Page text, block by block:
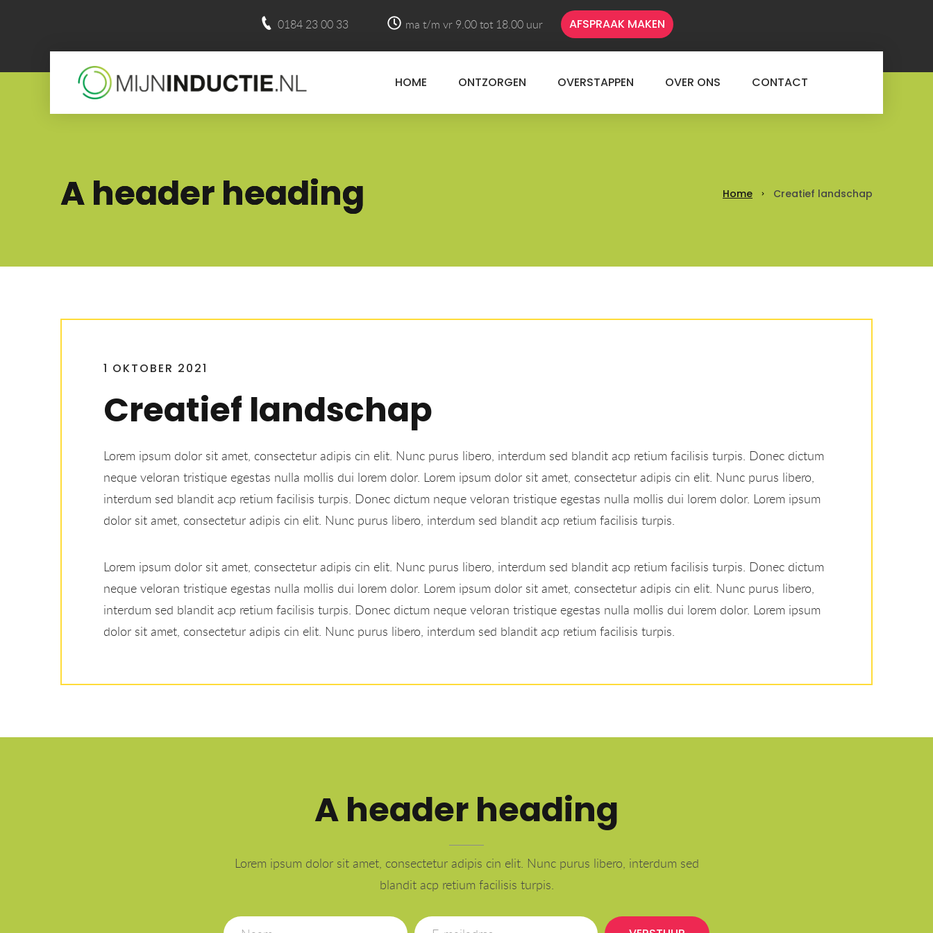
0184 23 00 33 ma t/m vr 9.00 tot 18.00 uur AFSPRAAK MAKEN
HOME ONTZORGEN OVERSTAPPEN OVER ONS CONTACT
Home Creatief landschap
A header heading
1 OKTOBER 2021
Creatief landschap
Lorem ipsum dolor sit amet, consectetur adipis cin elit. Nunc purus libero, interdum sed blandit acp retium facilisis turpis. Donec dictum
neque veloran tristique egestas nulla mollis dui lorem dolor. Lorem ipsum dolor sit amet, consectetur adipis cin elit. Nunc purus libero,
interdum sed blandit acp retium facilisis turpis. Donec dictum neque veloran tristique egestas nulla mollis dui lorem dolor. Lorem ipsum
dolor sit amet, consectetur adipis cin elit. Nunc purus libero, interdum sed blandit acp retium facilisis turpis.
Lorem ipsum dolor sit amet, consectetur adipis cin elit. Nunc purus libero, interdum sed blandit acp retium facilisis turpis. Donec dictum
neque veloran tristique egestas nulla mollis dui lorem dolor. Lorem ipsum dolor sit amet, consectetur adipis cin elit. Nunc purus libero,
interdum sed blandit acp retium facilisis turpis. Donec dictum neque veloran tristique egestas nulla mollis dui lorem dolor. Lorem ipsum
dolor sit amet, consectetur adipis cin elit. Nunc purus libero, interdum sed blandit acp retium facilisis turpis.
A header heading
Lorem ipsum dolor sit amet, consectetur adipis cin elit. Nunc purus libero, interdum sed
blandit acp retium facilisis turpis.